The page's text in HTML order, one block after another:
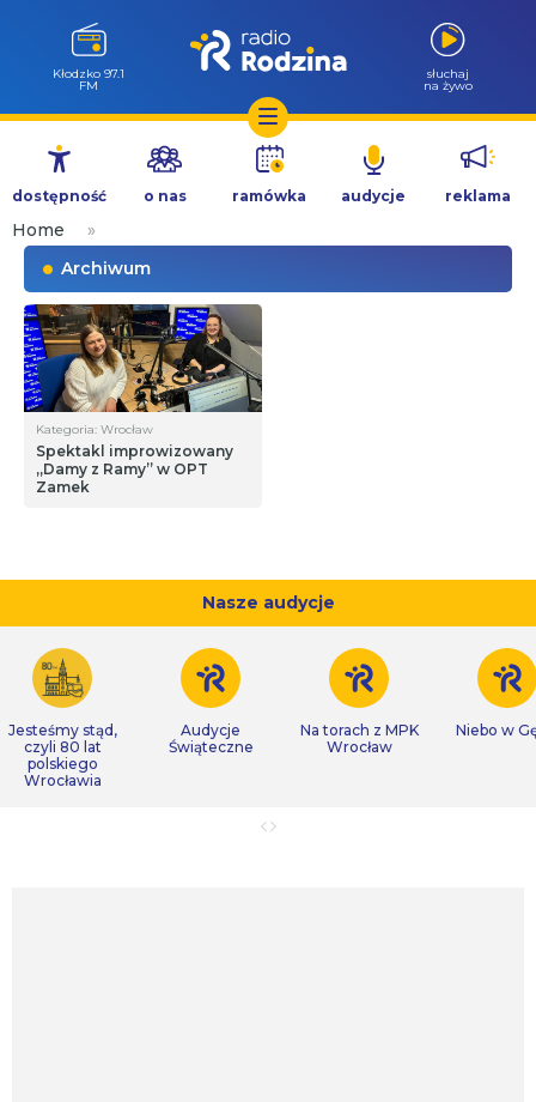
Przejdź
treści
Wołów 99.6
FM
słuchaj
na żywo
dostępność o nas ramówka audycje reklama
Home
»
Archiwum
Kategoria: Wrocław
Spektakl improwizowany
„Damy z Ramy” w OPT
Zamek
Nasze audycje
Jesteśmy stąd,
czyli 80 lat
polskiego
Wrocławia
Audycje
Świąteczne
Na torach z MPK
Wrocław
Niebo w